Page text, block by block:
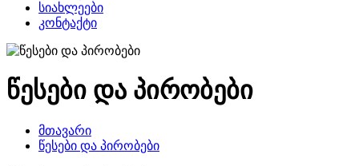
სიახლეები
კონტაქტი
წესები და პირობები
მთავარი
წესები და პირობები